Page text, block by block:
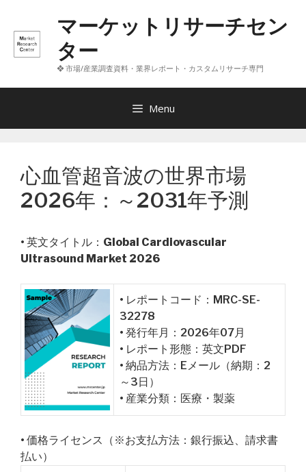
へ
マーケットリサーチセン
ター
❖ 市場/産業調査資料・業界レポート・カスタムリサーチ専門
Menu
心血管超音波の世界市場
2026年：～2031年予測
• 英文タイトル： Global Cardiovascular
Ultrasound Market 2026
• レポートコード：MRC-SE-
32278
• 発行年月：2026年07月
• レポート形態：英文PDF
• 納品方法：Eメール（納期：2
～3日）
• 産業分類：医療・製薬
• 価格ライセンス（※お支払方法：銀行振込、請求書
払い）